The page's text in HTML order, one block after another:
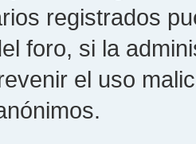
registrados
foro, si la
el uso